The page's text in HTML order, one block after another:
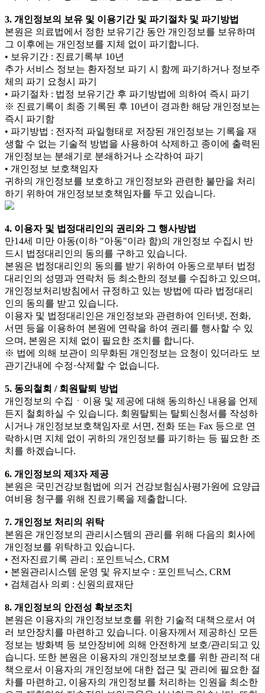
3. 개인정보의 보유 및 이용기간 및 파기절차 및 파기방법
본원은 의료법에서 정한 보유기간 동안 개인정보를 보유하며
그 이후에는 개인정보를 지체 없이 파기합니다.
• 보유기간 : 진료기록부 10년
추가 서비스 정보는 환자정보 파기 시 함께 파기하거나 정보주
체의 파기 요청시 파기
• 파기절차 : 법정 보유기간 후 파기방법에 의하여 즉시 파기
※ 진료기록이 최종 기록된 후 10년이 경과한 해당 개인정보는
즉시 파기함
• 파기방법 : 전자적 파일형태로 저장된 개인정보는 기록을 재
생할 수 없는 기술적 방법을 사용하여 삭제하고 종이에 출력된
개인정보는 분쇄기로 분쇄하거나 소각하여 파기
• 개인정보 보호책임자
귀하의 개인정보를 보호하고 개인정보와 관련한 불만을 처리
하기 위하여 개인정보보호책임자를 두고 있습니다.
4. 이용자 및 법정대리인의 권리와 그 행사방법
만14세 미만 아동(이하 "아동"이라 함)의 개인정보 수집시 반
드시 법정대리인의 동의를 구하고 있습니다.
본원은 법정대리인의 동의를 받기 위하여 아동으로부터 법정
대리인의 성명과 연락처 등 최소한의 정보를 수집하고 있으며,
개인정보처리방침에서 규정하고 있는 방법에 따라 법정대리
인의 동의를 받고 있습니다.
이용자 및 법정대리인은 개인정보와 관련하여 인터넷, 전화,
서면 등을 이용하여 본원에 연락을 하여 권리를 행사할 수 있
으며, 본원은 지체 없이 필요한 조치를 합니다.
※ 법에 의해 보관이 의무화된 개인정보는 요청이 있더라도 보
관기간내에 수정·삭제할 수 없습니다.
5. 동의철회 / 회원탈퇴 방법
개인정보의 수집ㆍ이용 및 제공에 대해 동의하신 내용을 언제
든지 철회하실 수 있습니다. 회원탈퇴는 탈퇴신청서를 작성하
시거나 개인정보보호책임자로 서면, 전화 또는 Fax 등으로 연
락하시면 지체 없이 귀하의 개인정보를 파기하는 등 필요한 조
치를 하겠습니다.
6. 개인정보의 제3자 제공
본원은 국민건강보험법에 의거 건강보험심사평가원에 요양급
여비용 청구를 위해 진료기록을 제출합니다.
7. 개인정보 처리의 위탁
본원은 개인정보의 관리시스템의 관리를 위해 다음의 회사에
개인정보를 위탁하고 있습니다.
• 전자진료기록 관리 : 포인트닉스, CRM
• 본원관리시스템 운영 및 유지보수 : 포인트닉스, CRM
• 검체검사 의뢰 : 신원의료재단
8. 개인정보의 안전성 확보조치
본원은 이용자의 개인정보보호를 위한 기술적 대책으로서 여
러 보안장치를 마련하고 있습니다. 이용자께서 제공하신 모든
정보는 방화벽 등 보안장비에 의해 안전하게 보호/관리되고 있
습니다. 또한 본원은 이용자의 개인정보보호를 위한 관리적 대
책으로서 이용자의 개인정보에 대한 접근 및 관리에 필요한 절
차를 마련하고, 이용자의 개인정보를 처리하는 인원을 최소한